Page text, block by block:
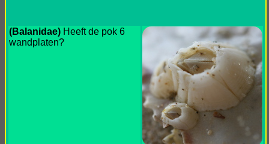
(Balanidae) Heeft de pok 6
wandplaten?